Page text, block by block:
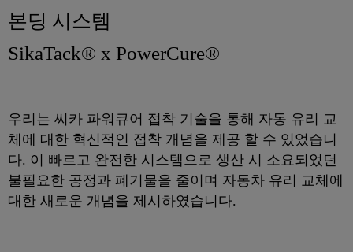
본딩 시스템
SikaTack® x PowerCure®
우리는 씨카 파워큐어 접착 기술을 통해 자동 유리 교
체에 대한 혁신적인 접착 개념을 제공 할 수 있었습니
다. 이 빠르고 완전한 시스템으로 생산 시 소요되었던
불필요한 공정과 폐기물을 줄이며 자동차 유리 교체에
대한 새로운 개념을 제시하였습니다.